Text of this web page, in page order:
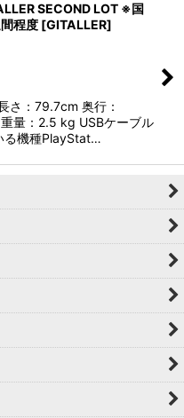
SECOND LOT ※国
程度 [GITALLER]
：79.7cm 奥行：
量：2.5 kg USBケーブル
る機種PlayStat…